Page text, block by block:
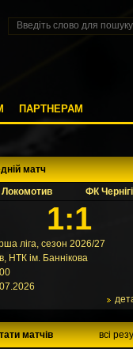
ПАРТНЕРАМ
матч
Локомотив
ФК
1:1
ліга, сезон 2026/27
НТК ім. Баннікова
всі
матчів